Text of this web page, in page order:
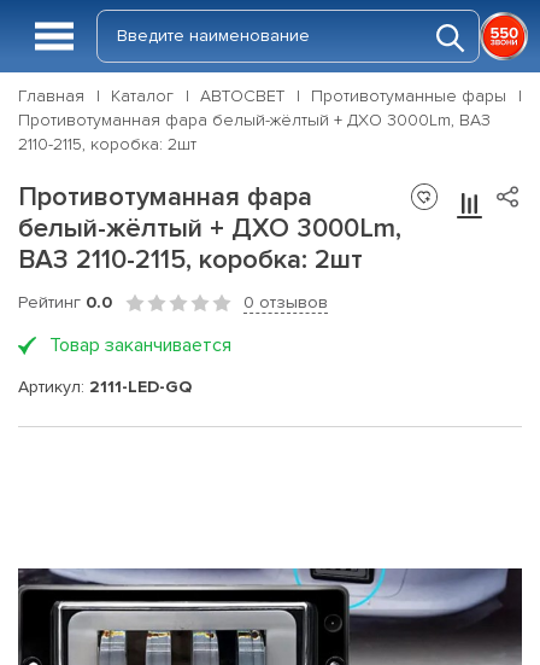
Главная Каталог АВТОСВЕТ
Противотуманные фары
Противотуманная фара белый-жёлтый + ДХО 3000Lm, ВАЗ
2110-2115, коробка: 2шт
Противотуманная фара
белый-жёлтый + ДХО 3000Lm,
ВАЗ 2110-2115, коробка: 2шт
Рейтинг 0.0 0 отзывов
Товар заканчивается
Артикул: 2111-LED-GQ